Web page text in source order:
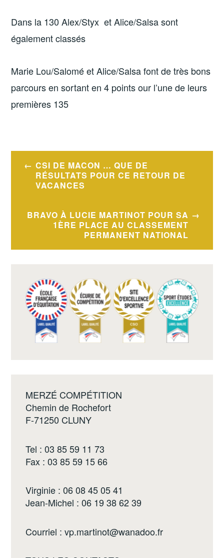
Dans la 130 Alex/Styx et Alice/Salsa sont
également classés
Marie Lou/Salomé et Alice/Salsa font de très bons
parcours en sortant en 4 points our l’une de leurs
premières 135
Navigation
CSI DE MACON … QUE DE
RÉSULTATS POUR CE RETOUR DE
VACANCES
BRAVO À LUCIE MARTINOT POUR SA
1ÈRE PLACE AU CLASSEMENT
PERMANENT NATIONAL
MERZÉ COMPÉTITION
Chemin de Rochefort
F-71250 CLUNY
Tel : 03 85 59 11 73
Fax : 03 85 59 15 66
Virginie : 06 08 45 05 41
Jean-Michel : 06 19 38 62 39
Courriel :vp.martinot@wanadoo.fr